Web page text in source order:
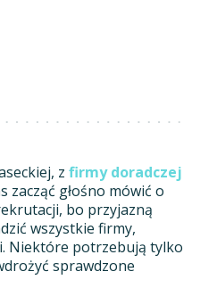
z firmy doradczej
zacząć głośno mówić o
bo przyjazną
wszystkie firmy,
Niektóre potrzebują tylko
sprawdzone